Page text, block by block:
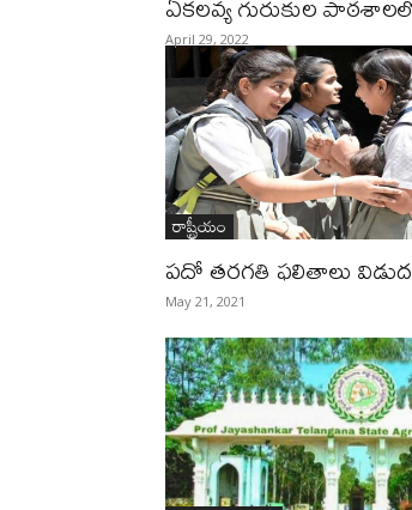
April 29, 2022
రాష్ట్రీయం
పదో తరగతి ఫలితాలు
May 21, 2021